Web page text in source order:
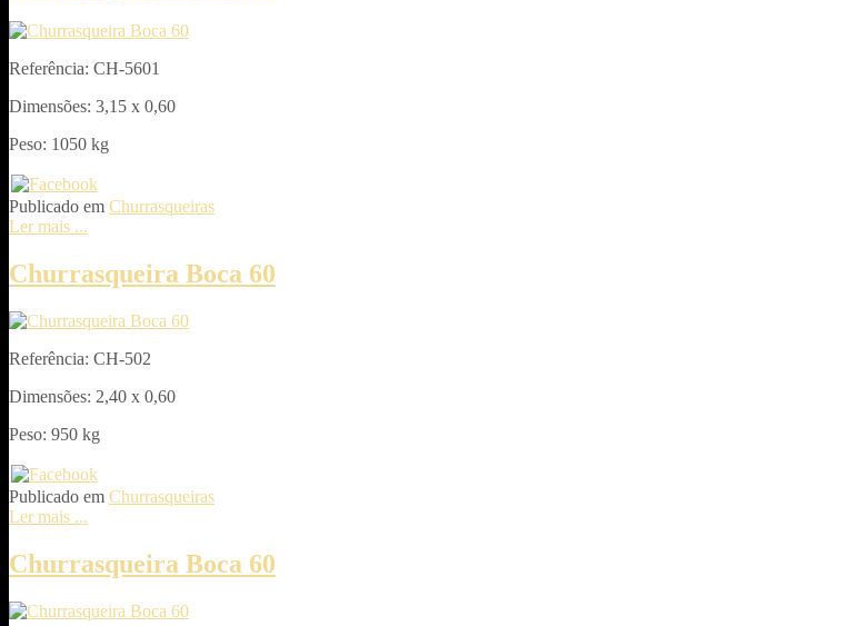
Referência: CH-5601
Dimensões: 3,15 x 0,60
Peso: 1050 kg
Publicado em Churrasqueiras
Ler mais ...
Churrasqueira Boca 60
Referência: CH-502
Dimensões: 2,40 x 0,60
Peso: 950 kg
Publicado em Churrasqueiras
Ler mais ...
Churrasqueira Boca 60